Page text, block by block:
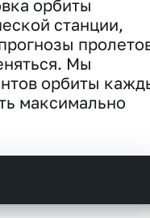
орбиты
станции,
Мы
орбиты
максимально